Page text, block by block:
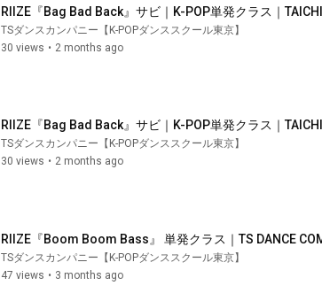
RIIZE『Bag Bad Back』サビ｜K-POP単発クラス｜
TSダンスカンパニー【K-POPダンススクール東京】
30 views • 2 months ago
RIIZE『Bag Bad Back』サビ｜K-POP単発クラス｜
TSダンスカンパニー【K-POPダンススクール東京】
30 views • 2 months ago
RIIZE『Boom Boom Bass』 単発クラス｜TS DANCE
TSダンスカンパニー【K-POPダンススクール東京】
47 views • 3 months ago